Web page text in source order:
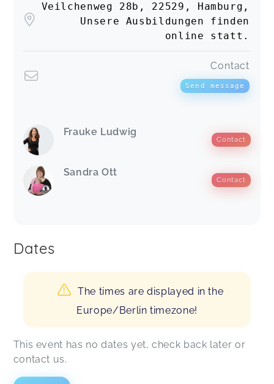
Veilchenweg 28b, 22529, Hamburg,
Unsere Ausbildungen finden
online statt.
Contact
Send message
Frauke Ludwig
Contact
Sandra Ott
Contact
Dates
The times are displayed in the
Europe/Berlin timezone!
This event has no dates yet, check back later or
contact us.